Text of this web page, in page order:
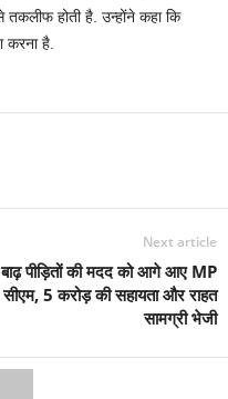
तकलीफ होती है. उन्होंने कहा कि
करना है.
Next article
बाढ़ पीड़ितों की मदद को आगे आए MP
सीएम, 5 करोड़ की सहायता और राहत
सामग्री भेजी